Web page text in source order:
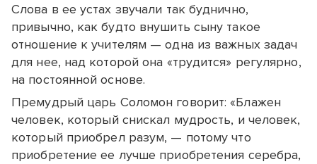
Слова в ее устах звучали так буднично,
привычно, как будто внушить сыну такое
отношение к учителям — одна из важных задач
для нее, над которой она «трудится» регулярно,
на постоянной основе.
Премудрый царь Соломон говорит: «Блажен
человек, который снискал мудрость, и человек,
который приобрел разум, — потому что
приобретение ее лучше приобретения серебра,